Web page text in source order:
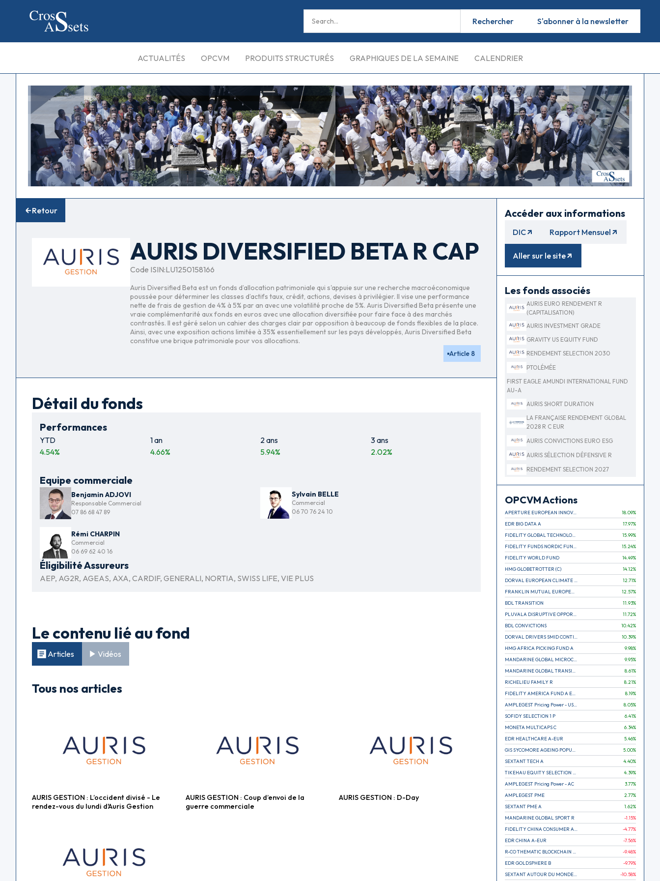
S'abonner à la newsletter
ACTUALITÉS OPCVM PRODUITS STRUCTURÉS GRAPHIQUES DE LA SEMAINE CALENDRIER
Retour
AURIS DIVERSIFIED BETA R CAP
Code ISIN:LU1250158166
Auris Diversified Beta est un fonds d’allocation patrimoniale qui s'appuie sur une recherche macroéconomique
poussée pour déterminer les classes d’actifs taux, crédit, actions, devises à privilégier. Il vise une performance
nette de frais de gestion de 4% à 5% par an avec une volatilité proche de 5%. Auris Diversified Beta présente une
vraie complémentarité aux fonds en euros avec une allocation diversifiée pour faire face à des marchés
contrastés. Il est géré selon un cahier des charges clair par opposition à beaucoup de fonds flexibles de la place.
Ainsi, avec une exposition actions limitée à 35% essentiellement sur les pays développés, Auris Diversified Beta
constitue une brique patrimoniale pour vos allocations.
Article 8
Détail du fonds
Performances
YTD
4.54%
1 an
4.66%
2 ans
5.94%
3 ans
2.02%
Equipe commerciale
Benjamin ADJOVI
Responsable Commercial
07 86 68 47 89
Sylvain BELLE
Commercial
06 70 76 24 10
Rémi CHARPIN
Commercial
06 69 62 40 16
Éligibilité Assureurs
AEP, AG2R, AGEAS, AXA, CARDIF, GENERALI, NORTIA, SWISS LIFE, VIE PLUS
Le contenu lié au fond
Articles Vidéos
Tous nos articles
Fonds diversifiés
AURIS GESTION : L’occident divisé - Le
rendez-vous du lundi d'Auris Gestion
Fonds diversifiés
AURIS GESTION : Coup d’envoi de la
guerre commerciale
Fonds diversifiés
AURIS GESTION : D-Day
Accéder aux informations
DIC Rapport Mensuel
Aller sur le site
Les fonds associés
AURIS EURO RENDEMENT R
(CAPITALISATION)
AURIS INVESTMENT GRADE
GRAVITY US EQUITY FUND
RENDEMENT SELECTION 2030
PTOLÉMÉE
FIRST EAGLE AMUNDI INTERNATIONAL FUND
AU-A
AURIS SHORT DURATION
LA FRANÇAISE RENDEMENT GLOBAL
2028 R C EUR
AURIS CONVICTIONS EURO ESG
AURIS SÉLECTION DÉFENSIVE R
RENDEMENT SELECTION 2027
OPCVM Actions
APERTURE EUROPEAN INNOVATION 18.09%
EDR BIG DATA A
17.97%
15.99%
15.24%
FIDELITY WORLD FUND
14.49%
HMG GLOBETROTTER (C)
14.12%
12.71%
12.57%
BDL TRANSITION
11.93%
11.72%
BDL CONVICTIONS
10.42%
10.39%
HMG AFRICA PICKING FUND A
9.98%
9.95%
8.61%
RICHELIEU FAMILY R
8.21%
8.19%
8.05%
SOFIDY SELECTION 1 P
6.41%
MONETA MULTICAPS C
6.34%
EDR HEALTHCARE A-EUR
5.46%
5.00%
SEXTANT TECH A
4.40%
4.39%
AMPLEGEST Pricing Power - AC
3.77%
AMPLEGEST PME
2.77%
SEXTANT PME A
1.62%
MANDARINE GLOBAL SPORT R
-1.15%
-4.77%
EDR CHINA A-EUR
-7.56%
-9.48%
EDR GOLDSPHERE B
-9.79%
-10.58%